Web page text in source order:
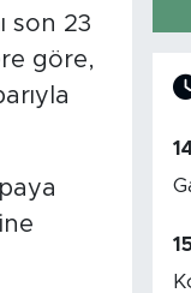
son 23
göre,